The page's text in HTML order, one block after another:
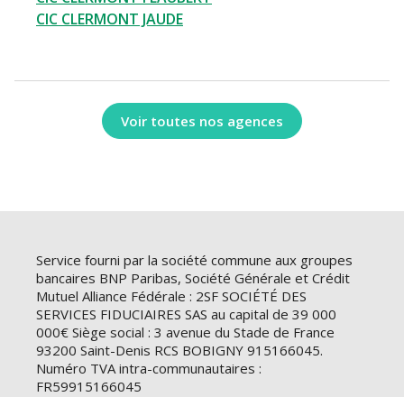
CIC CLERMONT JAUDE
Voir toutes nos agences
Service fourni par la société commune aux groupes
bancaires BNP Paribas, Société Générale et Crédit
Mutuel Alliance Fédérale : 2SF SOCIÉTÉ DES
SERVICES FIDUCIAIRES SAS au capital de 39 000
000€ Siège social : 3 avenue du Stade de France
93200 Saint-Denis RCS BOBIGNY 915166045.
Numéro TVA intra-communautaires :
FR59915166045